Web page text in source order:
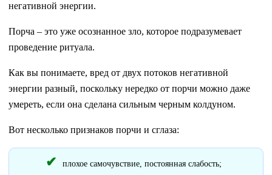
негативной энергии.
Порча – это уже осознанное зло, которое подразумевает
проведение ритуала.
Как вы понимаете, вред от двух потоков негативной
энергии разный, поскольку нередко от порчи можно даже
умереть, если она сделана сильным черным колдуном.
Вот несколько признаков порчи и сглаза:
плохое самочувствие, постоянная слабость;